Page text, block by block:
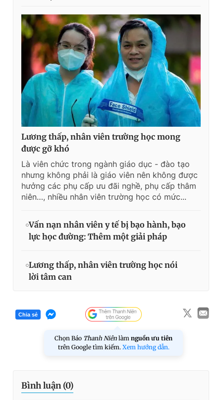
Lương thấp, nhân viên trường học mong
được gỡ khó
Là viên chức trong ngành giáo dục - đào tạo
nhưng không phải là giáo viên nên không được
hưởng các phụ cấp ưu đãi nghề, phụ cấp thâm
niên…, nhiều nhân viên trường học có mức...
Vấn nạn nhân viên y tế bị bạo hành, bạo
lực học đường: Thêm một giải pháp
Lương thấp, nhân viên trường học nói
lời tâm can
Chia sẻ
Chọn Báo Thanh Niên làm nguồn ưu tiên
trên Google tìm kiếm. Xem hướng dẫn.
Bình luận (0)